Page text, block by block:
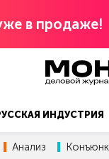
в продаже!
ИНДУСТРИЯ
Анализ